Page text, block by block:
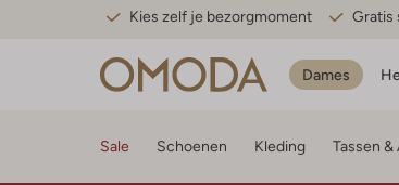
Kies zelf je bezorgmoment Gratis
Dames
Sale Schoenen Kleding Tassen